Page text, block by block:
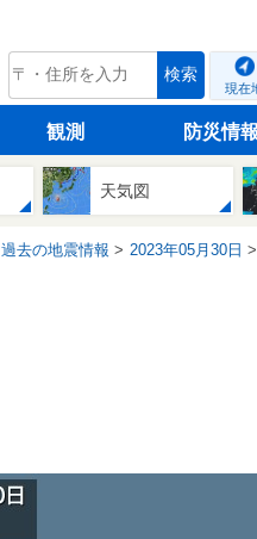
tenki.jp 検索
現在
観測 防災情報
天気図
過去の地震情報 2023年05月30日